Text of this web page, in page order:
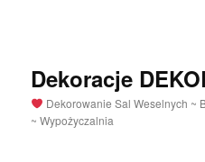
Dekoracje
Dekorowanie Sal Weselnych ~
~ Wypożyczalnia